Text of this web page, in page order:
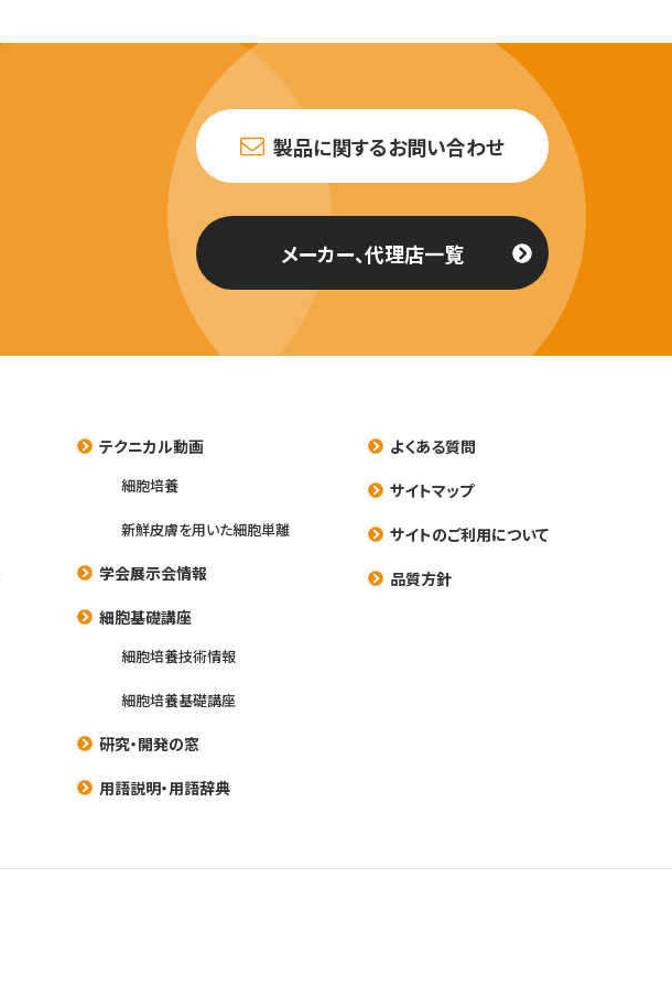
製品に関するお問い合わせ
メーカー、代理店一覧
テクニカル動画
細胞培養
新鮮皮膚を用いた細胞単離
学会展示会情報
細胞基礎講座
細胞培養技術情報
細胞培養基礎講座
研究・開発の窓
用語説明・用語辞典
よくある質問
サイトマップ
サイトのご利用について
品質方針